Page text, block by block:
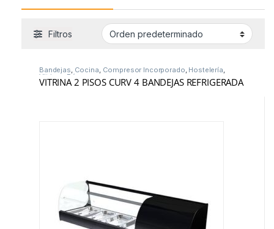
Filtros
Bandejas, Cocina, Compresor Incorporado, Hostelería,
Vitrinas Frío
VITRINA 2 PISOS CURV 4 BANDEJAS REFRIGERADA